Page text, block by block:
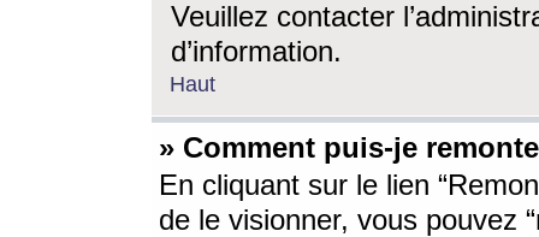
Veuillez contacter
d’information.
Haut
» Comment puis-je
En cliquant sur le lien
de le visionner, vous pouvez